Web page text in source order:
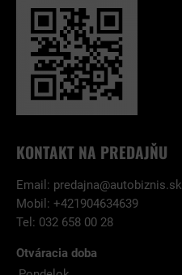
KONTAKT NA PREDAJŇU
Email: predajna@autobiznis.sk
Mobil: +421904634639
Tel: 032 658 00 28
Otváracia doba